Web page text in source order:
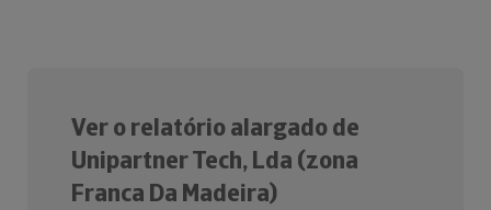
Ver o relatório alargado de
Unipartner Tech, Lda (zona
Franca Da Madeira)